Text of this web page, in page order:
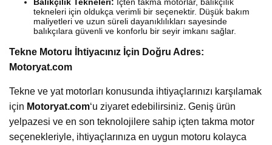
tekneleri için oldukça verimli bir seçenektir. Düşük bakım
maliyetleri ve uzun süreli dayanıklılıkları sayesinde
balıkçılara güvenli ve konforlu bir seyir imkanı sağlar.
Tekne Motoru İhtiyacınız İçin Doğru Adres:
Motoryat.com
Tekne ve yat motorları konusunda ihtiyaçlarınızı karşılamak
için Motoryat.com‘u ziyaret edebilirsiniz. Geniş ürün
yelpazesi ve en son teknolojilere sahip içten takma motor
seçenekleriyle, ihtiyaçlarınıza en uygun motoru kolayca